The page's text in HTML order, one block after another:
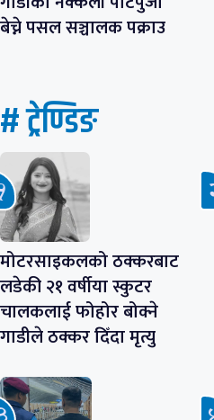
बेच्ने पसल सञ्चालक पक्राउ
# ट्रेण्डिङ
मोटरसाइकलको ठक्करबाट
लडेकी २१ वर्षीया स्कुटर
चालकलाई फोहोर बोक्ने
गाडीले ठक्कर दिँदा मृत्यु